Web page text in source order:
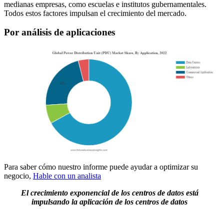
medianas empresas, como escuelas e institutos gubernamentales.
Todos estos factores impulsan el crecimiento del mercado.
Por análisis de aplicaciones
Para saber cómo nuestro informe puede ayudar a optimizar su
negocio, Hable con un analista
El crecimiento exponencial de los centros de datos está
impulsando la aplicación de los centros de datos